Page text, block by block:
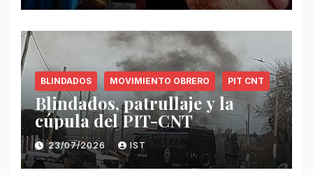
BLINDADOS MOVIMIENTO OBRERO PIT CNT
Blindados, patrullaje y la
cúpula del PIT-CNT
23/07/2026 IST